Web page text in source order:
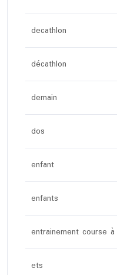
decathlon
décathlon
demain
dos
enfant
enfants
entrainement course
ets